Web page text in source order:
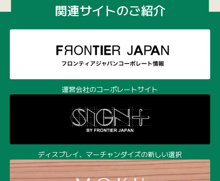
関連サイトのご紹介
運営会社のコーポレートサイト
ディスプレイ、マーチャンダイズの新しい選択